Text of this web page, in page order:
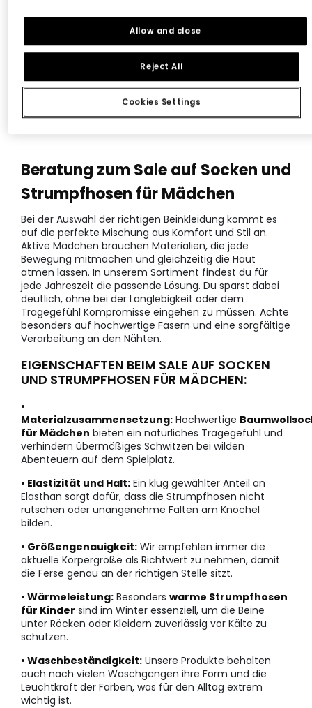
12,95 €
6,45 €
*Rabatt auf den
Saisonpreis
Beratung zum Sale auf Socken und
Strumpfhosen für Mädchen
Bei der Auswahl der richtigen Beinkleidung kommt es
auf die perfekte Mischung aus Komfort und Stil an.
Aktive Mädchen brauchen Materialien, die jede
Bewegung mitmachen und gleichzeitig die Haut
atmen lassen. In unserem Sortiment findest du für
jede Jahreszeit die passende Lösung. Du sparst dabei
deutlich, ohne bei der Langlebigkeit oder dem
Tragegefühl Kompromisse eingehen zu müssen. Achte
besonders auf hochwertige Fasern und eine sorgfältige
Verarbeitung an den Nähten.
EIGENSCHAFTEN BEIM SALE AUF SOCKEN
UND STRUMPFHOSEN FÜR MÄDCHEN:
•
Materialzusammensetzung: Hochwertige
für Mädchen bieten ein natürliches Tragegefühl und
verhindern übermäßiges Schwitzen bei wilden
Abenteuern auf dem Spielplatz.
• Elastizität und Halt: Ein klug gewählter Anteil an
Elasthan sorgt dafür, dass die Strumpfhosen nicht
rutschen oder unangenehme Falten am Knöchel
bilden.
• Größengenauigkeit: Wir empfehlen immer die
aktuelle Körpergröße als Richtwert zu nehmen, damit
die Ferse genau an der richtigen Stelle sitzt.
• Wärmeleistung: Besonders warme Strumpfhosen
für Kinder sind im Winter essenziell, um die Beine
unter Röcken oder Kleidern zuverlässig vor Kälte zu
schützen.
• Waschbeständigkeit: Unsere Produkte behalten
auch nach vielen Waschgängen ihre Form und die
Leuchtkraft der Farben, was für den Alltag extrem
wichtig ist.
Cookies Settings
Reject All
Allow and close